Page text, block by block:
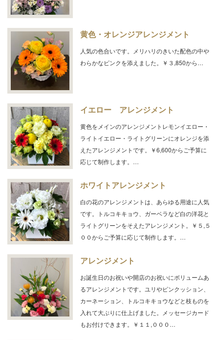
黄色・オレンジアレンジメント
人気の色合いです。メリハリのきいた配色の中や
わらかなピンクを添えました。￥３,850から…
イエロー アレンジメント
黄色をメインのアレンジメントレモンイエロー・
ライトイエロー・ライトグリーンにオレンジを添
えたアレンジメントです。￥6,600からご予算に
応じて制作します。…
ホワイトアレンジメント
白の花のアレンジメントは、あらゆる用途に人気
です。トルコキキョウ、ガーベラなど白の洋花と
ライトグリーンをそえたアレンジメント。￥５,５
００からご予算に応じて制作します。…
アレンジメント
お誕生日のお祝いや開店のお祝いにボリュームあ
るアレンジメントです。ユリやピンクッション、
カーネーション、トルコキキョウなどと枝ものを
入れて大ぶりに仕上げました。メッセージカード
もお付けできます。￥１１,０００…